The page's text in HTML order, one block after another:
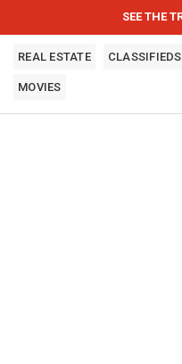
SEE THE
REAL ESTATE CLASSIFIEDS
MOVIES